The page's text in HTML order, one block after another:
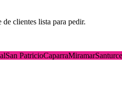
clientes lista para pedir.
San PatricioCaparraMiramarSanturce